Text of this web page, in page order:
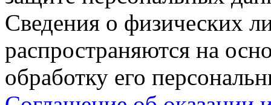
Сведения о физических
распространяются на
обработку его